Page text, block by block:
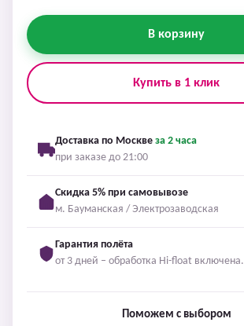
В корзину
Купить в 1 клик
Доставка по Москве за 2 часа
при заказе до 21:00
Скидка 5% при самовывозе
м. Бауманская / Электрозаводская
Гарантия полёта
от 3 дней – обработка Hi-float включена.
Поможем с выбором